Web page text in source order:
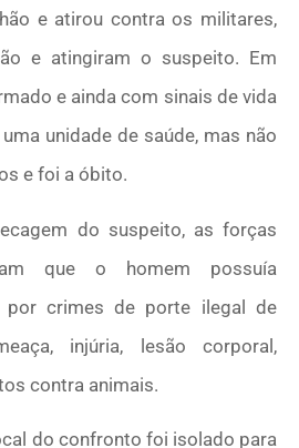
e atirou contra os militares,
e atingiram o suspeito. Em
e ainda com sinais de vida
unidade de saúde, mas não
e foi a óbito.
do suspeito, as forças
que o homem possuía
por crimes de porte ilegal de
injúria, lesão corporal,
contra animais.
do confronto foi isolado para